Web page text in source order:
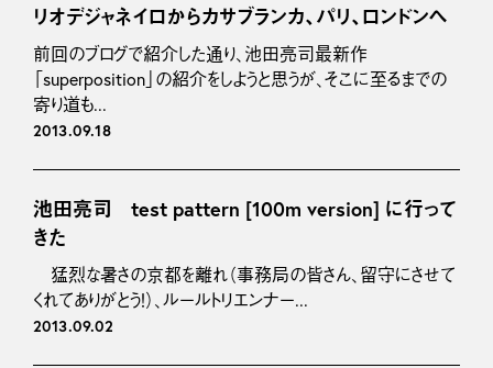
リオデジャネイロからカサブランカ、パリ、ロンドンへ
前回のブログで紹介した通り、池田亮司最新作
「superposition」の紹介をしようと思うが、そこに至るまでの
寄り道も...
2013.09.18
池田亮司 test pattern [100m version] に行って
きた
猛烈な暑さの京都を離れ（事務局の皆さん、留守にさせて
くれてありがとう！）、ルールトリエンナー...
2013.09.02